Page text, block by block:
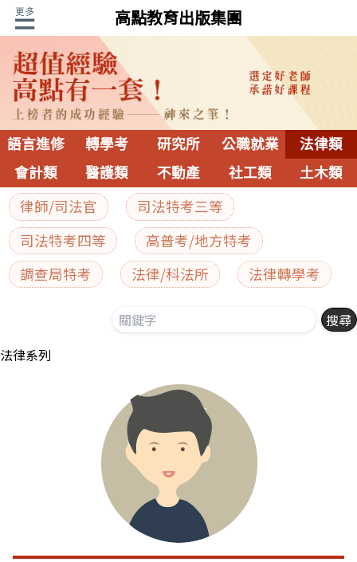
高點教育出版集團
語言進修 轉學考 研究所 公職就業
法律類
會計類
醫護類 不動產 社工類 土木類
律師/司法官
司法特考三等
司法特考四等
高普考/地方特考
調查局特考
法律/科法所 法律轉學考
法律系列